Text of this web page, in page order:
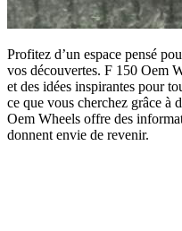
Profitez d’un espace pensé
vos découvertes. F 150 Oem
et des idées inspirantes pour
ce que vous cherchez grâce à
Oem Wheels offre des
donnent envie de revenir.